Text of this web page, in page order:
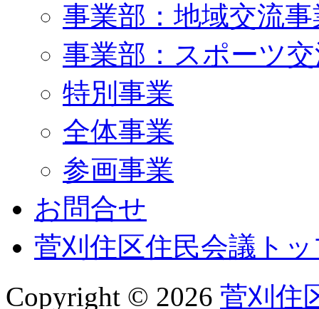
事業部：地域交流
事業部：スポーツ
特別事業
全体事業
参画事業
お問合せ
菅刈住区住民会議ト
Copyright © 2026 菅刈住